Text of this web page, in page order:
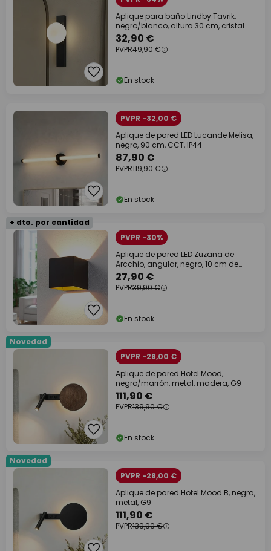
Aplique para baño Lindby Tavrik,
negro/blanco, altura 30 cm, cristal
32,90 €
PVPR49,90 €
En stock
PVPR -32,00 €
Aplique de pared LED Lucande Melisa,
negro, 90 cm, CCT, IP44
87,90 €
PVPR119,90 €
En stock
+ dto. por cantidad
PVPR -30%
Aplique de pared LED Zuzana de
Arcchio, angular, negro, 10 cm de
ancho
27,90 €
PVPR39,90 €
En stock
Novedad
PVPR -28,00 €
Aplique de pared Hotel Mood,
negro/marrón, metal, madera, G9
111,90 €
PVPR139,90 €
En stock
Novedad
PVPR -28,00 €
Aplique de pared Hotel Mood B, negra,
metal, G9
111,90 €
PVPR139,90 €